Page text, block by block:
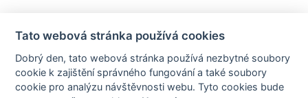
Tato webová stránka používá cookies
Dobrý den, tato webová stránka používá nezbytné soubory
cookie k zajištění správného fungování a také soubory
cookie pro analýzu návštěvnosti webu. Tyto cookies bude